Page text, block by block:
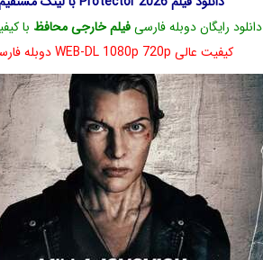
دانلود رایگان دوبله فارسیفیلم خارجی محافظ با
کیفیت عالی WEB-DL 1080p 720p دوبله فارسی